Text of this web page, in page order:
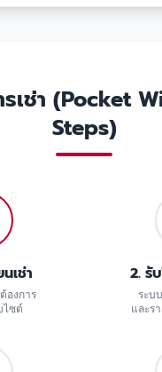
เช่า (Pocket
Steps)
เช่า
องการ
ไซต์
2. รั
ระบ
และร